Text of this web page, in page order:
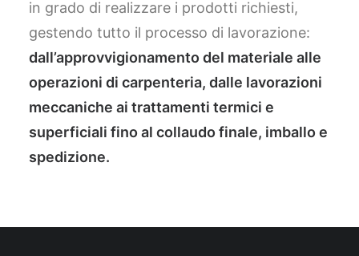
in grado di realizzare i prodotti richiesti,
gestendo tutto il processo di lavorazione:
dall’approvvigionamento del materiale alle
operazioni di carpenteria, dalle lavorazioni
meccaniche ai trattamenti termici e
superficiali fino al collaudo finale, imballo e
spedizione.